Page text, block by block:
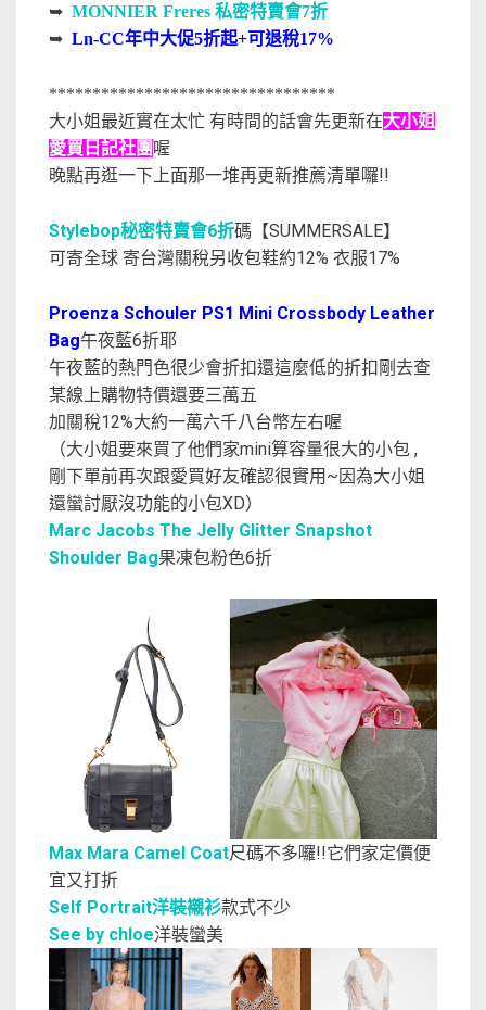
➥ MONNIER Freres 私密特賣會7折
➥ Ln-CC年中大促5折起+可退稅17%
*********************************
大小姐最近實在太忙 有時間的話會先更新在大小姐
愛買日記社團 喔
晚點再逛一下上面那一堆再更新推薦清單囉!!
Stylebop秘密特賣會6折碼【SUMMERSALE】
可寄全球 寄台灣關稅另收包鞋約12% 衣服17%
Proenza Schouler PS1 Mini Crossbody Leather
Bag午夜藍6折耶
午夜藍的熱門色很少會折扣還這麼低的折扣剛去查
某線上購物特價還要三萬五
加關稅12%大約一萬六千八台幣左右喔
（大小姐要來買了他們家mini算容量很大的小包 ,
剛下單前再次跟愛買好友確認很實用~因為大小姐
還蠻討厭沒功能的小包XD）
Marc Jacobs The Jelly Glitter Snapshot
Shoulder Bag果凍包粉色6折
Max Mara Camel Coat尺碼不多囉!!它們家定價便
宜又打折
Self Portrait洋裝襯衫款式不少
See by chloe洋裝蠻美